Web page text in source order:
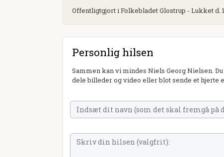
Offentligtgjort i Folkebladet Glostrup - Lukket d.
Personlig hilsen
Sammen kan vi mindes Niels Georg Nielsen.
dele billeder og video eller blot sende et hjerte